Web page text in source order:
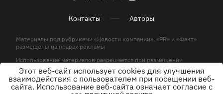
Контакты Авторы
Материалы под рубриками «Новости компании», «PR» и «Факт»
размещены на правах рекламы
Использование материалов разрешается при размещении
активной гиперссылки на KP.UA в первом абзаце.
© ООО «ЮЛАВ МЕДИА»,2026. Все права защищены.
Этот веб-сайт использует cookies для улучшения
взаимодействия с пользователем при посещении веб-
сайта. Использование веб-сайта означает согласие с